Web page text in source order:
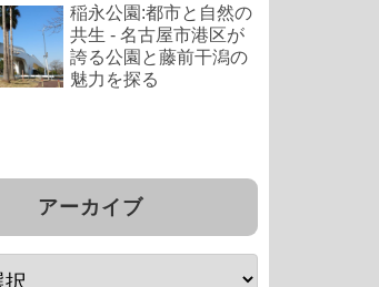
稲永公園:都市と自然の
共生 - 名古屋市港区が
誇る公園と藤前干潟の
魅力を探る
アーカイブ